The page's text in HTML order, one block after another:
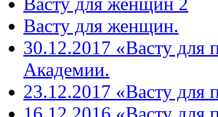
Васту для женщин.
30.12.2017 «Васту для
Академии.
23.12.2017 «Васту для